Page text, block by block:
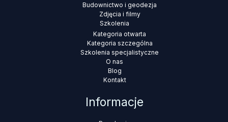
Budownictwo i geodezja
Zdjęcia i filmy
Szkolenia
Kategoria otwarta
Kategoria szczególna
Szkolenia specjalistyczne
O nas
Blog
Kontakt
Informacje